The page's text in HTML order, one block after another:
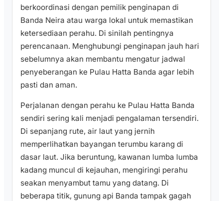
berkoordinasi dengan pemilik penginapan di
Banda Neira atau warga lokal untuk memastikan
ketersediaan perahu. Di sinilah pentingnya
perencanaan. Menghubungi penginapan jauh hari
sebelumnya akan membantu mengatur jadwal
penyeberangan ke Pulau Hatta Banda agar lebih
pasti dan aman.
Perjalanan dengan perahu ke Pulau Hatta Banda
sendiri sering kali menjadi pengalaman tersendiri.
Di sepanjang rute, air laut yang jernih
memperlihatkan bayangan terumbu karang di
dasar laut. Jika beruntung, kawanan lumba lumba
kadang muncul di kejauhan, mengiringi perahu
seakan menyambut tamu yang datang. Di
beberapa titik, gunung api Banda tampak gagah